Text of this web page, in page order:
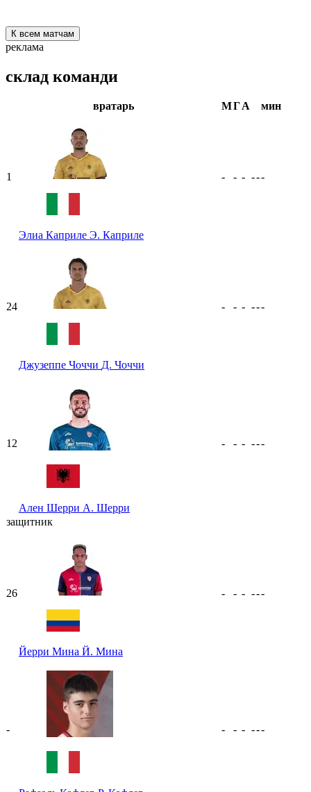
К всем матчам
реклама
склад команди
вратарь МГА мин
1
Элиа Каприле Э. Каприле
- - - ---
24
Джузеппе Чоччи Д. Чоччи
- - - ---
12
Ален Шерри А. Шерри
- - - ---
защитник
26
Йерри Мина Й. Мина
- - - ---
- - - - ---